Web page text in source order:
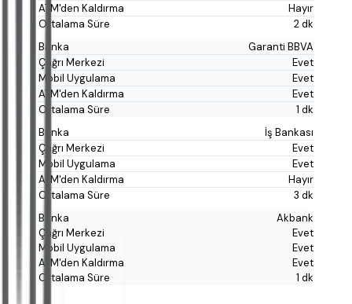
Hayır
2 dk
Garanti BBVA
Evet
Evet
Evet
1 dk
İş Bankası
Evet
Evet
Hayır
3 dk
Akbank
Evet
Evet
Evet
1 dk